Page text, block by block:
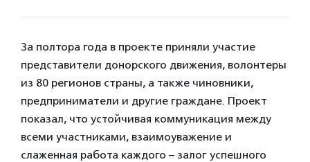
За полтора года в проекте приняли участие
представители донорского движения, волонтеры
из 80 регионов страны, а также чиновники,
предприниматели и другие граждане. Проект
показал, что устойчивая коммуникация между
всеми участниками, взаимоуважение и
слаженная работа каждого – залог успешного